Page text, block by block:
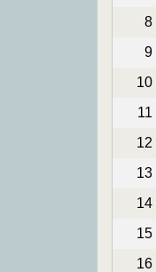
8
9
10
11
12
13
14
15
16